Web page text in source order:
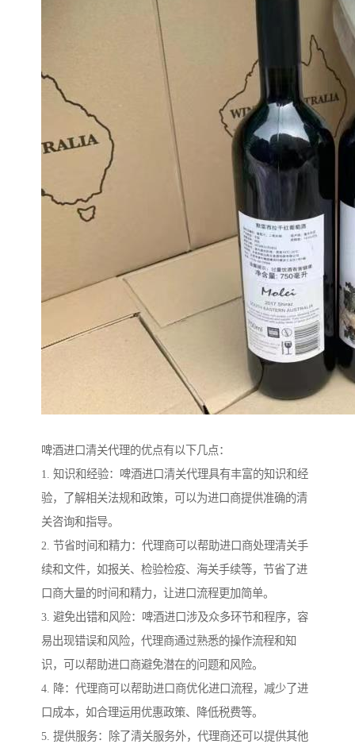
啤酒进口清关代理的优点有以下几点：
1. 知识和经验：啤酒进口清关代理具有丰富的知识和经
验，了解相关法规和政策，可以为进口商提供准确的清
关咨询和指导。
2. 节省时间和精力：代理商可以帮助进口商处理清关手
续和文件，如报关、检验检疫、海关手续等，节省了进
口商大量的时间和精力，让进口流程更加简单。
3. 避免出错和风险：啤酒进口涉及众多环节和程序，容
易出现错误和风险，代理商通过熟悉的操作流程和知
识，可以帮助进口商避免潜在的问题和风险。
4. 降：代理商可以帮助进口商优化进口流程，减少了进
口成本，如合理运用优惠政策、降低税费等。
5. 提供服务：除了清关服务外，代理商还可以提供其他